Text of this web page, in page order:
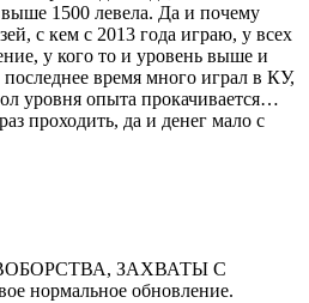
1500 левела. Да и почему
с кем с 2013 года играю, у всех
у кого то и уровень выше и
время много играл в КУ,
уровня опыта прокачивается…
проходить, да и денег мало с
ЗАХВАТЫ С
нормальное обновление.